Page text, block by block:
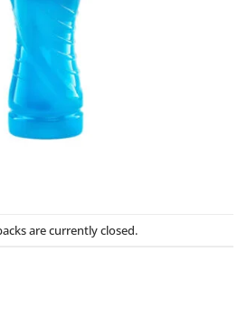
are currently closed.